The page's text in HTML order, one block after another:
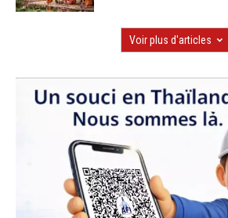
Voir plus d'articles